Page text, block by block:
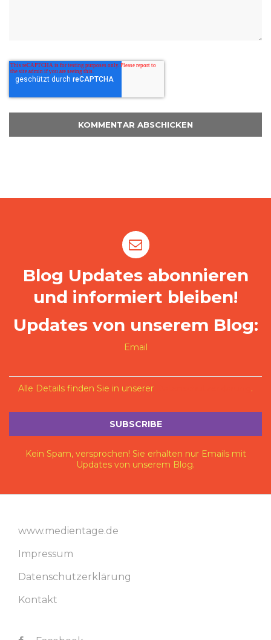
Blog Updates abonnieren
und informiert bleiben!
Updates von unserem Blog:
Email
Alle Details finden Sie in unserer .
Kein Spam, versprochen! Sie erhalten nur Emails mit
Updates von unserem Blog.
www.medientage.de
Impressum
Datenschutzerklärung
Kontakt